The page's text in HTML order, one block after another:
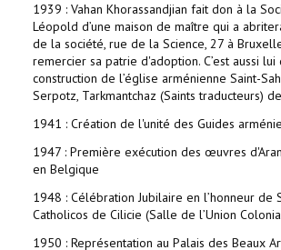
1939 : Vahan Khorassandjian fait don à la
Léopold d’une maison de maître qui a
de la société, rue de la Science, 27 à
remercier sa patrie d'adoption. C’est aussi
construction de l’église arménienne Saint-
Serpotz, Tarkmantchaz (Saints traducteurs)
1941 : Création de l'unité des Guides
1947 : Première exécution des œuvres
en Belgique
1948 : Célébration Jubilaire en l’honneur de
Catholicos de Cilicie (Salle de l’Union
1950 : Représentation au Palais des Beaux